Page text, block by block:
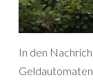
In den